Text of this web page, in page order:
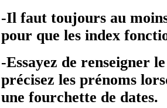
-Il faut toujours au
pour que les index
-Essayez de renseigner
précisez les prénoms
une fourchette de dates.